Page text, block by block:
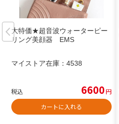
大特価★超音波ウォーターピー
リング美顔器 EMS
マイストア在庫： 4538
税込 6600円
カートに入れる